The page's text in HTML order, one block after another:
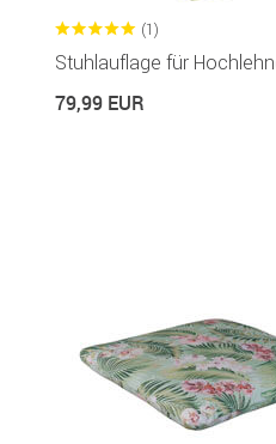
(1)
Stuhlauflage für
79,99 EUR